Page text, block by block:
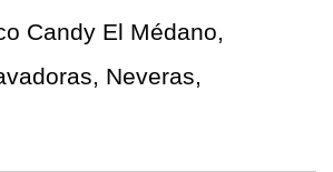
Candy El Médano,
Neveras,